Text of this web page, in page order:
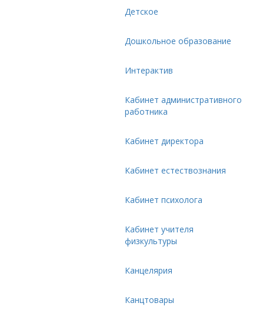
Детское
Дошкольное образование
Интерактив
Кабинет административного
работника
Кабинет директора
Кабинет естествознания
Кабинет психолога
Кабинет учителя
физкультуры
Канцелярия
Канцтовары